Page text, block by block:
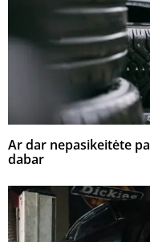
Ar dar nepasikeitėte
dabar